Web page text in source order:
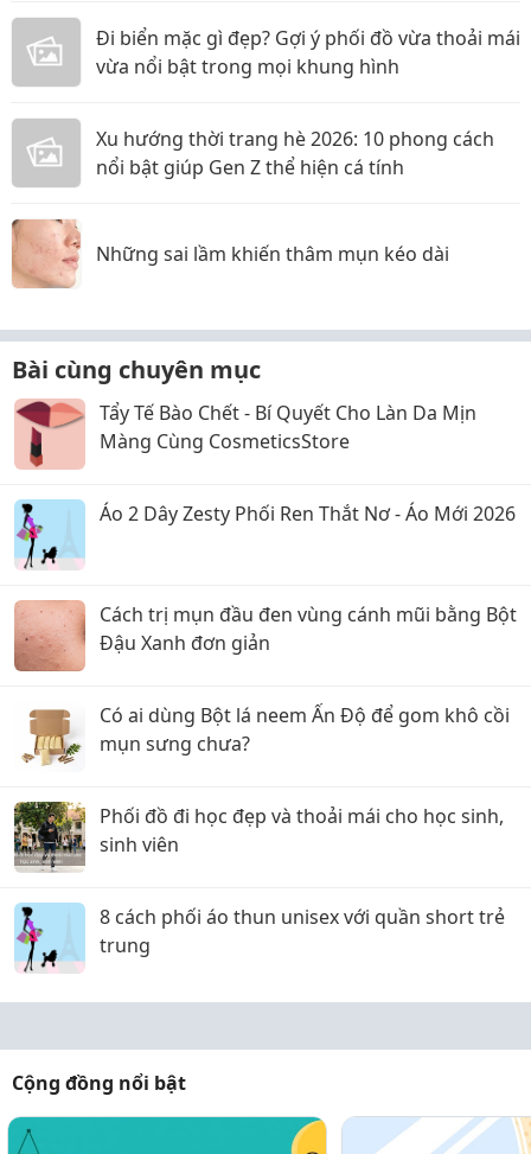
Đi biển mặc gì đẹp? Gợi ý phối đồ vừa thoải mái
vừa nổi bật trong mọi khung hình
Xu hướng thời trang hè 2026: 10 phong cách
nổi bật giúp Gen Z thể hiện cá tính
Những sai lầm khiến thâm mụn kéo dài
Bài cùng chuyên mục
Tẩy Tế Bào Chết - Bí Quyết Cho Làn Da Mịn
Màng Cùng CosmeticsStore
Áo 2 Dây Zesty Phối Ren Thắt Nơ - Áo Mới 2026
Cách trị mụn đầu đen vùng cánh mũi bằng Bột
Đậu Xanh đơn giản
Có ai dùng Bột lá neem Ấn Độ để gom khô cồi
mụn sưng chưa?
Phối đồ đi học đẹp và thoải mái cho học sinh,
sinh viên
8 cách phối áo thun unisex với quần short trẻ
trung
Cộng đồng nổi bật